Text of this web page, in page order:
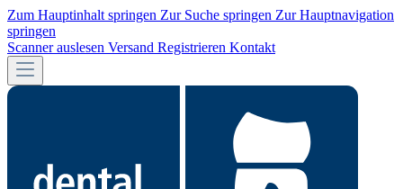
Zum Hauptinhalt springen Zur Suche springen Zur Hauptnavigation
springen
Scanner auslesen Versand Registrieren Kontakt